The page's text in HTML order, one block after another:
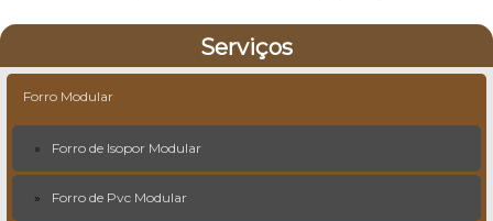
Serviços
Forro Modular
Forro de Isopor Modular
Forro de Pvc Modular